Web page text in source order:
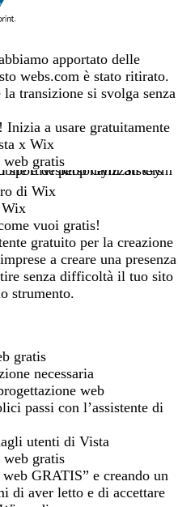
apportato delle
webs.com è stato ritirato.
transizione si svolga senza
a usare gratuitamente
x Wix
gratis
vuoi gratis!
gratuito per la creazione
a creare una presenza
senza difficoltà il tuo sito
strumento.
gratis
necessaria
web
passi con l’assistente di
utenti di Vista
gratis
GRATIS” e creando un
di aver letto e di accettare